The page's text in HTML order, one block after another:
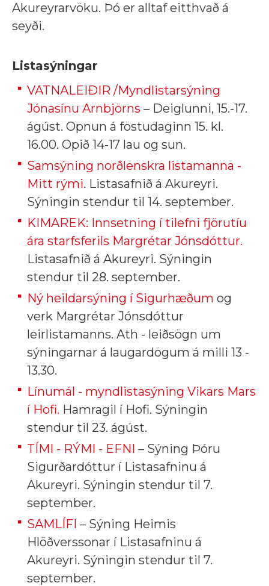
Akureyrarvöku. Þó er alltaf eitthvað á
seyði.
Listasýningar
VATNALEIÐIR /Myndlistarsýning
Jónasínu Arnbjörns – Deiglunni, 15.-17.
ágúst. Opnun á föstudaginn 15. kl.
16.00. Opið 14-17 lau og sun.
Samsýning norðlenskra listamanna -
Mitt rými. Listasafnið á Akureyri.
Sýningin stendur til 14. september.
KIMAREK: Innsetning í tilefni fjörutíu
ára starfsferils Margrétar Jónsdóttur.
Listasafnið á Akureyri. Sýningin
stendur til 28. september.
Ný heildarsýning í Sigurhæðum og
verk Margrétar Jónsdóttur
leirlistamanns. Ath - leiðsögn um
sýningarnar á laugardögum á milli 13 -
13.30.
Línumál - myndlistasýning Vikars Mars
í Hofi. Hamragil í Hofi. Sýningin
stendur til 23. ágúst.
TÍMI - RÝMI - EFNI – Sýning Þóru
Sigurðardóttur í Listasafninu á
Akureyri. Sýningin stendur til 7.
september.
SAMLÍFI – Sýning Heimis
Hlöðverssonar í Listasafninu á
Akureyri. Sýningin stendur til 7.
september.